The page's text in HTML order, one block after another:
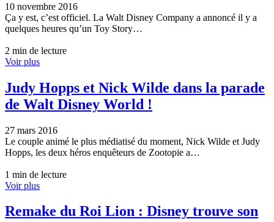
10 novembre 2016
Ça y est, c’est officiel. La Walt Disney Company a annoncé il y a
quelques heures qu’un Toy Story…
2 min de lecture
Voir plus
Judy Hopps et Nick Wilde dans la parade
de Walt Disney World !
27 mars 2016
Le couple animé le plus médiatisé du moment, Nick Wilde et Judy
Hopps, les deux héros enquêteurs de Zootopie a…
1 min de lecture
Voir plus
Remake du Roi Lion : Disney trouve son